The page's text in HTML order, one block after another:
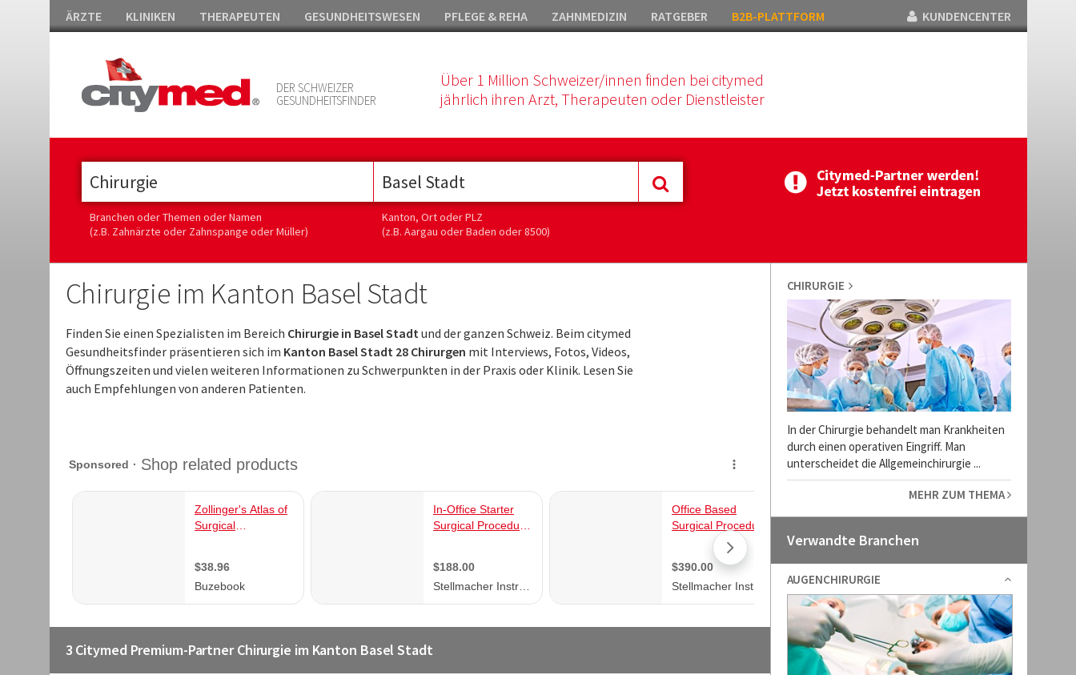
ÄRZTE KLINIKEN THERAPEUTEN GESUNDHEITSWESEN PFLEGE & REHA ZAHNMEDIZIN RATGEBER B2B-PLATTFORM KUNDENCENTER
DER SCHWEIZER
GESUNDHEITSFINDER
Über 1 Million Schweizer/innen finden bei citymed
jährlich ihren Arzt, Therapeuten oder Dienstleister
Branchen oder Themen oder Namen
(z.B. Zahnärzte oder Zahnspange oder Müller)
Kanton, Ort oder PLZ
(z.B. Aargau oder Baden oder 8500)
Chirurgie im Kanton Basel Stadt
Finden Sie einen Spezialisten im Bereich Chirurgie in Basel Stadtund der ganzen Schweiz. Beim citymed
Gesundheitsfinder präsentieren sich im Kanton Basel Stadt 28 Chirurgen mit Interviews, Fotos, Videos,
Öffnungszeiten und vielen weiteren Informationen zu Schwerpunkten in der Praxis oder Klinik. Lesen Sie
auch Empfehlungen von anderen Patienten.
3 Citymed Premium-Partner Chirurgie im Kanton Basel Stadt
CHIRURGIE
In der Chirurgie behandelt man Krankheiten
durch einen operativen Eingriff. Man
unterscheidet die Allgemeinchirurgie ...
MEHR ZUM THEMA
Verwandte Branchen
AUGENCHIRURGIE